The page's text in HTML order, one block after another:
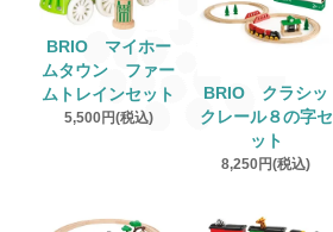
BRIO マイホー
ムタウン ファー
ムトレインセット
5,500円(税込)
BRIO クラシッ
クレール８の字セ
ット
8,250円(税込)